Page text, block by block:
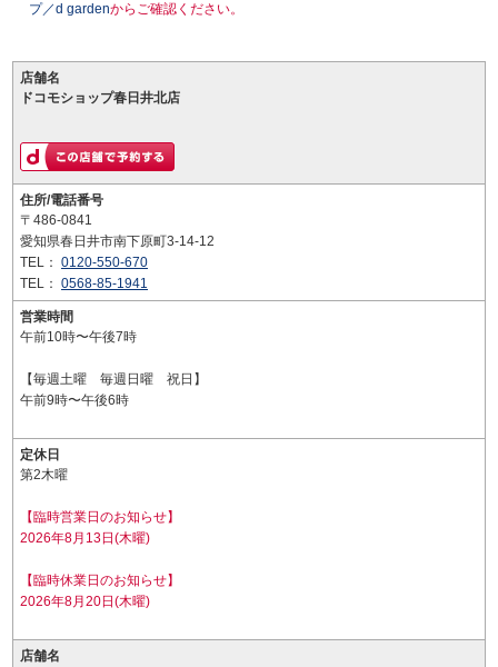
プ／d gardenからご確認ください。
店舗名
ドコモショップ春日井北店
住所/電話番号
〒486-0841
愛知県春日井市南下原町3-14-12
TEL： 0120-550-670
TEL： 0568-85-1941
営業時間
午前10時〜午後7時
【毎週土曜 毎週日曜 祝日】
午前9時〜午後6時
定休日
第2木曜
【臨時営業日のお知らせ】
2026年8月13日(木曜)
【臨時休業日のお知らせ】
2026年8月20日(木曜)
店舗名